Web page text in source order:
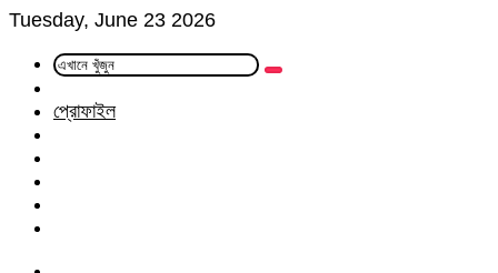
Tuesday, June 23 2026
এখানে
Article
প্রোফাইল